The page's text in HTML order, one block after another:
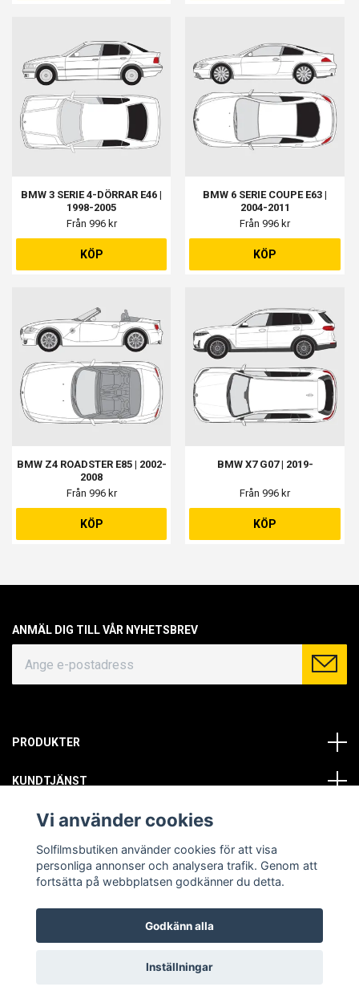
BMW 3 SERIE 4-DÖRRAR E46 |
1998-2005
Från 996 kr
KÖP
BMW 6 SERIE COUPE E63 |
2004-2011
Från 996 kr
KÖP
BMW Z4 ROADSTER E85 | 2002-
2008
Från 996 kr
KÖP
BMW X7 G07 | 2019-
Från 996 kr
KÖP
ANMÄL DIG TILL VÅR NYHETSBREV
PRODUKTER
KUNDTJÄNST
OM OSS
SOCIALA MEDIER
© Copyright 2026 Solfilmsbutiken. All rights reserved.
Vi använder cookies
Solfilmsbutiken använder cookies för att visa
personliga annonser och analysera trafik. Genom att
fortsätta på webbplatsen godkänner du detta.
Godkänn alla
Inställningar